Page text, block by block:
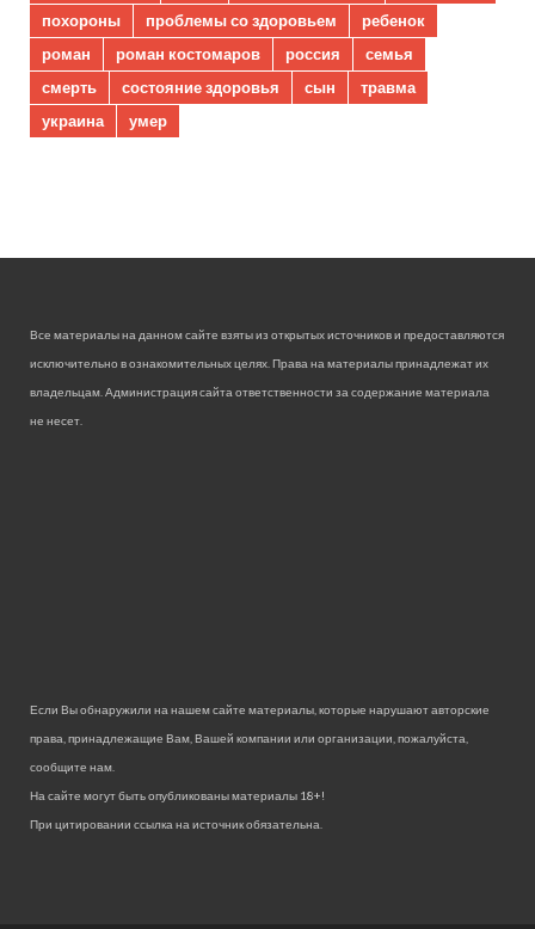
похороны
проблемы со здоровьем
ребенок
роман
роман костомаров россия
семья
смерть
состояние здоровья сын
травма
украина
умер
Все материалы на данном сайте взяты из открытых источников и предоставляются
исключительно в ознакомительных целях. Права на материалы принадлежат их
владельцам. Администрация сайта ответственности за содержание материала
не несет.
Если Вы обнаружили на нашем сайте материалы, которые нарушают авторские
права, принадлежащие Вам, Вашей компании или организации, пожалуйста,
сообщите нам.
На сайте могут быть опубликованы материалы 18+!
При цитировании ссылка на источник обязательна.